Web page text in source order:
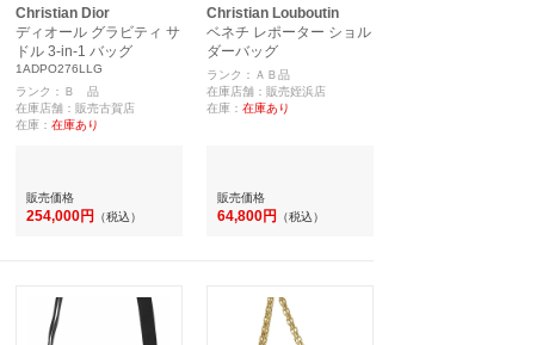
Christian Dior
ディオール グラビティ サ
ドル 3-in-1 バッグ
1ADPO276LLG
ランク：Ｂ 品
在庫店舗：販売古賀店
在庫： 在庫あり
販売価格
254,000円 （税込）
Christian Louboutin
ベネチ レポーター ショル
ダーバッグ
ランク：ＡＢ品
在庫店舗：販売姪浜店
在庫： 在庫あり
販売価格
64,800円 （税込）